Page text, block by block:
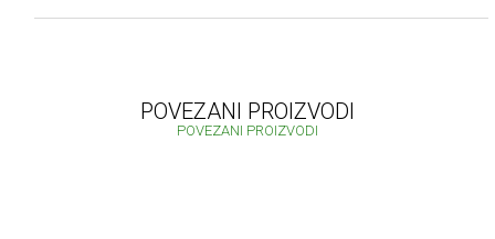
POVEZANI PROIZVODI
POVEZANI PROIZVODI